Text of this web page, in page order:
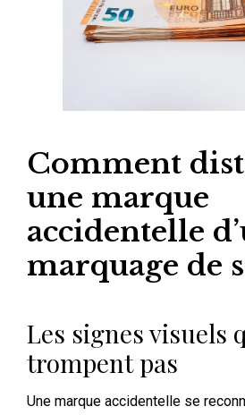
Comment
une marque
accidentelle
marquage de
Les signes visuels
trompent pas
Une marque accidentelle se